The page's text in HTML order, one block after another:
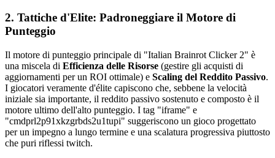
2. Tattiche d'Elite: Padroneggiare il Motore di
Punteggio
Il motore di punteggio principale di "Italian Brainrot Clicker 2" è
una miscela di Efficienza delle Risorse (gestire gli acquisti di
aggiornamenti per un ROI ottimale) e Scaling del Reddito Passivo.
I giocatori veramente d'élite capiscono che, sebbene la velocità
iniziale sia importante, il reddito passivo sostenuto e composto è il
motore ultimo dell'alto punteggio. I tag "iframe" e
"cmdprl2p91xkzgrbds2u1tupi" suggeriscono un gioco progettato
per un impegno a lungo termine e una scalatura progressiva piuttosto
che puri riflessi twitch.